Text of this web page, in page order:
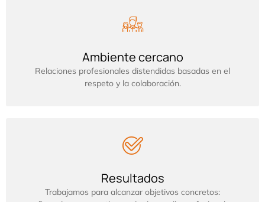
Ambiente cercano
Relaciones profesionales distendidas basadas en el
respeto y la colaboración.
Resultados
Trabajamos para alcanzar objetivos concretos: